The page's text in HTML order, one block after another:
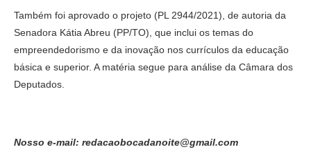
Também foi aprovado o projeto (PL 2944/2021), de autoria da
Senadora Kátia Abreu (PP/TO), que inclui os temas do
empreendedorismo e da inovação nos currículos da educação
básica e superior. A matéria segue para análise da Câmara dos
Deputados.
Nosso e-mail: redacaobocadanoite@gmail.com